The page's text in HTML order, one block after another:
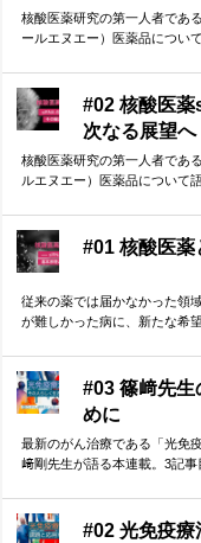
核酸医薬研究の第一人者であ
ールエヌエー）医薬品につい
#02 核酸医薬
次なる展望へ
核酸医薬研究の第一人者であ
ルエヌエー）医薬品について
#01 核酸医
従来の薬では届かなかった領
が難しかった病に、新たな希
#03 篠﨑先
めに
最新のがん治療である「光免
﨑剛先生が語る本連載。3記
#02 光免疫療